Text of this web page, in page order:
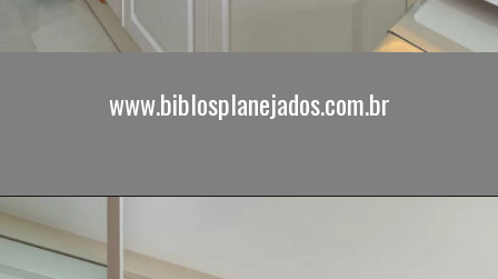
www.biblosplanejados.com.br